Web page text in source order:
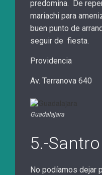
predomina. De
mariachi para
buen punto de
seguir de fiesta.
Providencia
Av. Terranova 640
Guadalajara
5.-
No podíamos dejar